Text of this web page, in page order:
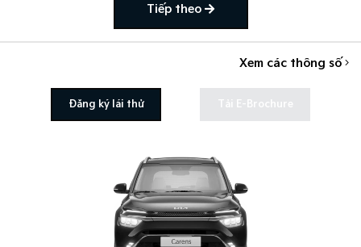
Tiếp theo
Xem các thông số
Đăng ký lái thử Tải E-Brochure